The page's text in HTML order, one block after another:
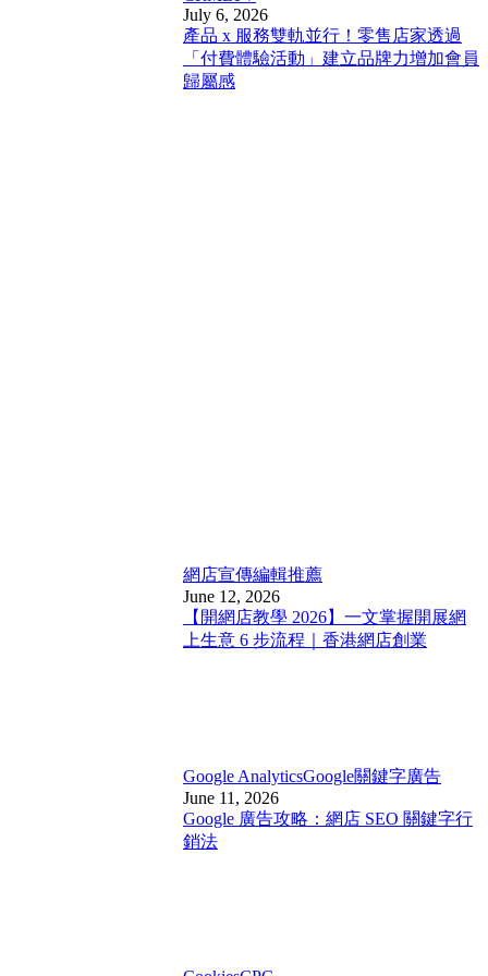
July 6, 2026
產品 x 服務雙軌並行！零售店家透過
「付費體驗活動」建立品牌力增加會員
歸屬感
網店宣傳編輯推薦
June 12, 2026
【開網店教學 2026】一文掌握開展網
上生意 6 步流程｜香港網店創業
Google AnalyticsGoogle關鍵字廣告
June 11, 2026
Google 廣告攻略：網店 SEO 關鍵字行
銷法